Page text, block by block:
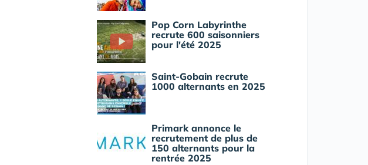
Pop Corn Labyrinthe
recrute 600 saisonniers
pour l'été 2025
Saint-Gobain recrute
1000 alternants en 2025
Primark annonce le
recrutement de plus de
150 alternants pour la
rentrée 2025